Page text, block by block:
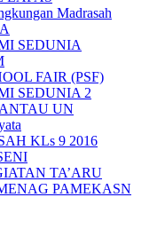
Madrasah
SEDUNIA
FAIR (PSF)
SEDUNIA 2
UN
KLs 9 2016
TA’ARU
PAMEKASN